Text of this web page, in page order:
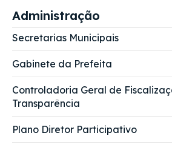
Administração
Secretarias Municipais
Gabinete da Prefeita
Controladoria Geral de
Transparência
Plano Diretor Participativo